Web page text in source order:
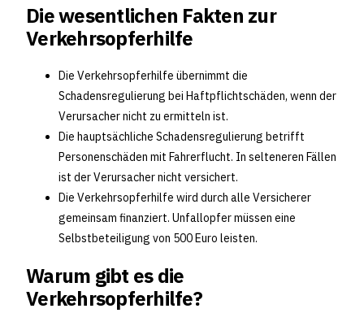
Die wesentlichen Fakten zur
Verkehrsopferhilfe
Die Verkehrsopferhilfe übernimmt die
Schadensregulierung bei Haftpflichtschäden, wenn der
Verursacher nicht zu ermitteln ist.
Die hauptsächliche Schadensregulierung betrifft
Personenschäden mit Fahrerflucht. In selteneren Fällen
ist der Verursacher nicht versichert.
Die Verkehrsopferhilfe wird durch alle Versicherer
gemeinsam finanziert. Unfallopfer müssen eine
Selbstbeteiligung von 500 Euro leisten.
Warum gibt es die
Verkehrsopferhilfe?